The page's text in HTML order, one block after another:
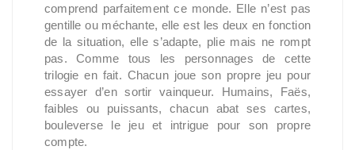
comprend parfaitement ce monde. Elle n’est pas
gentille ou méchante, elle est les deux en fonction
de la situation, elle s’adapte, plie mais ne rompt
pas. Comme tous les personnages de cette
trilogie en fait. Chacun joue son propre jeu pour
essayer d’en sortir vainqueur. Humains, Faës,
faibles ou puissants, chacun abat ses cartes,
bouleverse le jeu et intrigue pour son propre
compte.